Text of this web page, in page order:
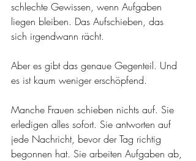
schlechte Gewissen, wenn Aufgaben
liegen bleiben. Das Aufschieben, das
sich irgendwann rächt.
Aber es gibt das genaue Gegenteil. Und
es ist kaum weniger erschöpfend.
Manche Frauen schieben nichts auf. Sie
erledigen alles sofort. Sie antworten auf
jede Nachricht, bevor der Tag richtig
begonnen hat. Sie arbeiten Aufgaben ab,